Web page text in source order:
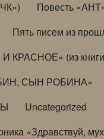
Повесть
Пять писем из
КРАСНОЕ» (из
СЫН РОБИНА»
Uncategorized
«Здравствуй,